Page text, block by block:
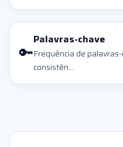
🔑
Palavras-chave
Frequência de
consistên...